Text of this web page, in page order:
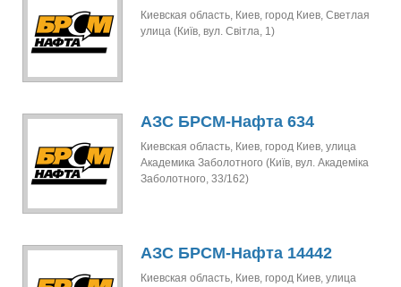
Киевская область, Киев, город Киев, Светлая
улица (Київ, вул. Світла, 1)
АЗС БРСМ-Нафта 634
Киевская область, Киев, город Киев, улица
Академика Заболотного (Київ, вул. Академіка
Заболотного, 33/162)
АЗС БРСМ-Нафта 14442
Киевская область, Киев, город Киев, улица